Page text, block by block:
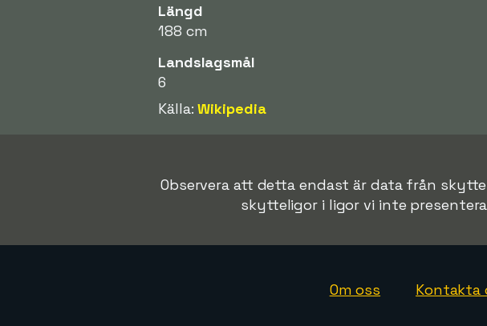
Längd
188 cm
Landslagsmål
6
Källa:Wikipedia
Observera att detta endast är data från
skytteligor i ligor vi inte
Om oss Kontakta